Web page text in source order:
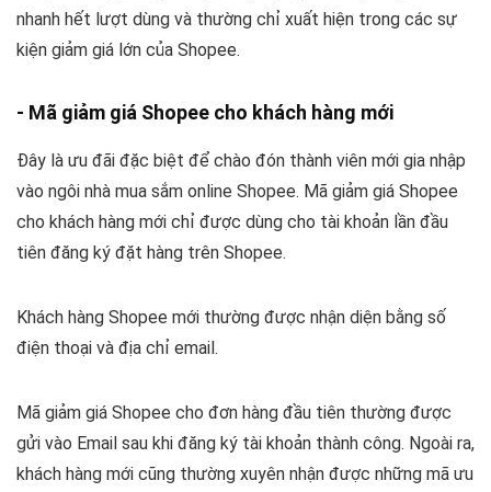
nhanh hết lượt dùng và thường chỉ xuất hiện trong các sự
kiện giảm giá lớn của Shopee.
- Mã giảm giá Shopee cho khách hàng mới
Đây là ưu đãi đặc biệt để chào đón thành viên mới gia nhập
vào ngôi nhà mua sắm online Shopee. Mã giảm giá Shopee
cho khách hàng mới chỉ được dùng cho tài khoản lần đầu
tiên đăng ký đặt hàng trên Shopee.
Khách hàng Shopee mới thường được nhận diện bằng số
điện thoại và địa chỉ email.
Mã giảm giá Shopee cho đơn hàng đầu tiên thường được
gửi vào Email sau khi đăng ký tài khoản thành công. Ngoài ra,
khách hàng mới cũng thường xuyên nhận được những mã ưu